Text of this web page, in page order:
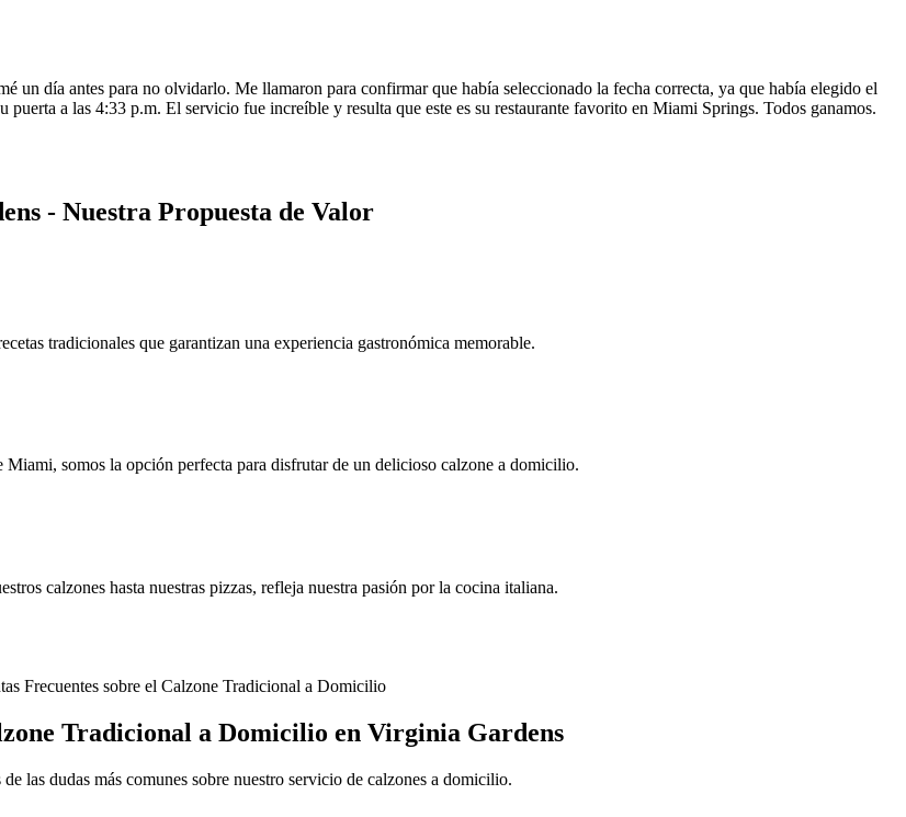
un día antes para no olvidarlo. Me llamaron para confirmar que había seleccionado la fecha correcta, ya que había elegido el
a las 4:33 p.m. El servicio fue increíble y resulta que este es su restaurante favorito en Miami Springs. Todos ganamos.
- Nuestra Propuesta de Valor
tradicionales que garantizan una experiencia gastronómica memorable.
somos la opción perfecta para disfrutar de un delicioso calzone a domicilio.
calzones hasta nuestras pizzas, refleja nuestra pasión por la cocina italiana.
Frecuentes sobre el Calzone Tradicional a Domicilio
Tradicional a Domicilio en Virginia Gardens
las dudas más comunes sobre nuestro servicio de calzones a domicilio.